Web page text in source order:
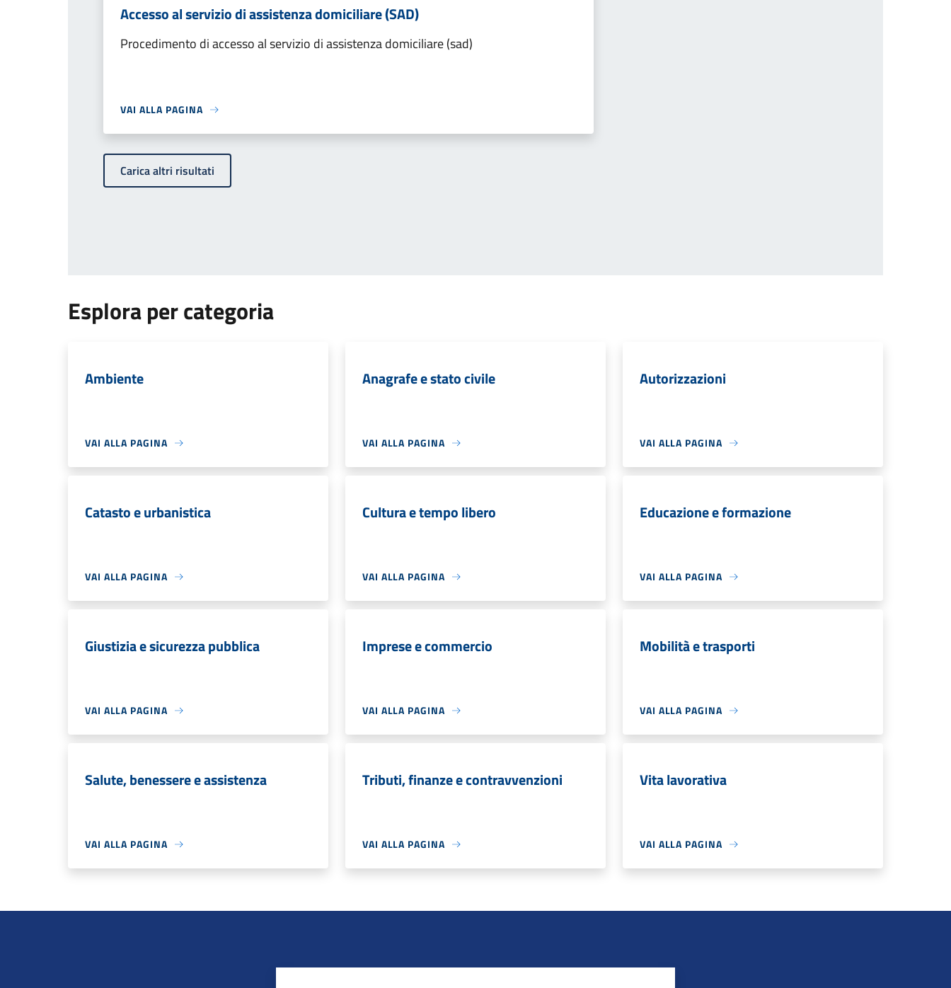
Accesso al servizio di assistenza domiciliare (SAD)
Procedimento di accesso al servizio di assistenza domiciliare (sad)
VAI ALLA PAGINA
Carica altri risultati
Esplora per categoria
Ambiente
VAI ALLA PAGINA
Anagrafe e stato civile
VAI ALLA PAGINA
Autorizzazioni
VAI ALLA PAGINA
Catasto e urbanistica
VAI ALLA PAGINA
Cultura e tempo libero
VAI ALLA PAGINA
Educazione e formazione
VAI ALLA PAGINA
Giustizia e sicurezza pubblica
VAI ALLA PAGINA
Imprese e commercio
VAI ALLA PAGINA
Mobilità e trasporti
VAI ALLA PAGINA
Salute, benessere e assistenza
VAI ALLA PAGINA
Tributi, finanze e contravvenzioni
VAI ALLA PAGINA
Vita lavorativa
VAI ALLA PAGINA